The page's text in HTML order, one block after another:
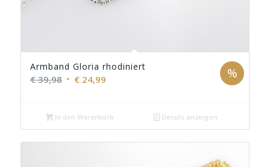
Armband Gloria rhodiniert
€39,98 Ursprünglicher
€ 39,98
€24,99Aktueller
€ 24,99.
%
In den Warenkorb Details anzeigen